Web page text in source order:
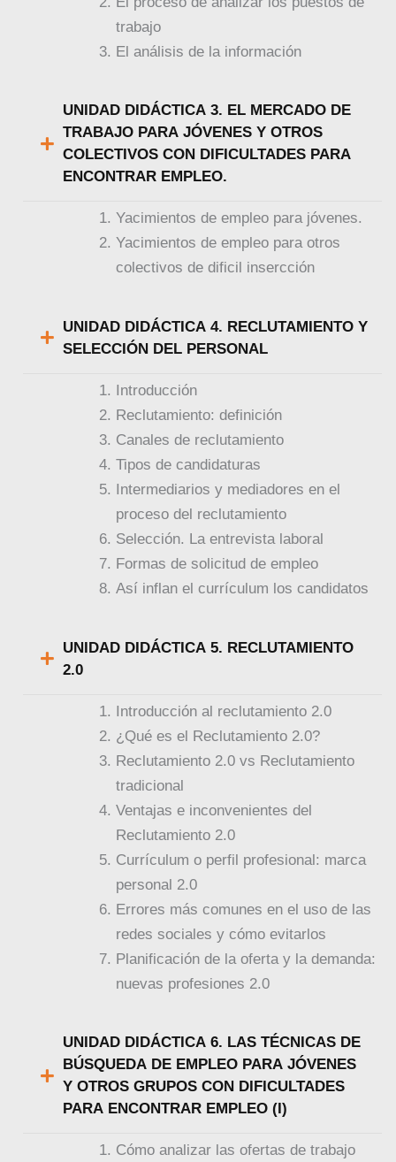
trabajo
El análisis de la información
UNIDAD DIDÁCTICA 3. EL MERCADO DE
TRABAJO PARA JÓVENES Y OTROS
COLECTIVOS CON DIFICULTADES PARA
ENCONTRAR EMPLEO.
Yacimientos de empleo para jóvenes.
Yacimientos de empleo para otros
colectivos de dificil insercción
UNIDAD DIDÁCTICA 4. RECLUTAMIENTO Y
SELECCIÓN DEL PERSONAL
Introducción
Reclutamiento: definición
Canales de reclutamiento
Tipos de candidaturas
Intermediarios y mediadores en el
proceso del reclutamiento
Selección. La entrevista laboral
Formas de solicitud de empleo
Así inflan el currículum los candidatos
UNIDAD DIDÁCTICA 5. RECLUTAMIENTO
2.0
Introducción al reclutamiento 2.0
¿Qué es el Reclutamiento 2.0?
Reclutamiento 2.0 vs Reclutamiento
tradicional
Ventajas e inconvenientes del
Reclutamiento 2.0
Currículum o perfil profesional: marca
personal 2.0
Errores más comunes en el uso de las
redes sociales y cómo evitarlos
Planificación de la oferta y la demanda:
nuevas profesiones 2.0
UNIDAD DIDÁCTICA 6. LAS TÉCNICAS DE
BÚSQUEDA DE EMPLEO PARA JÓVENES
Y OTROS GRUPOS CON DIFICULTADES
PARA ENCONTRAR EMPLEO (I)
Cómo analizar las ofertas de trabajo